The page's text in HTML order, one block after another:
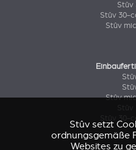
Stûv
Stûv 30-
Stûv
Stûv
Stûv setzt
ordnungsgemäße
Websites zu